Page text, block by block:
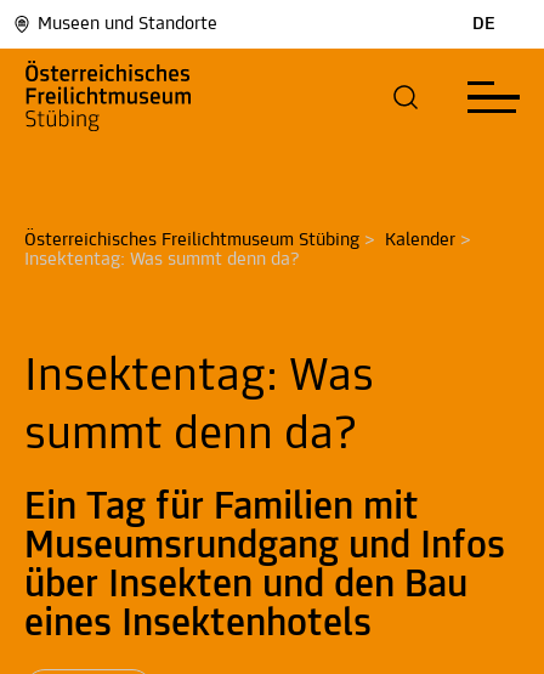
Museen und Standorte DE
Österreichisches Freilichtmuseum Stübing > Kalender >
Insektentag: Was summt denn da?
Insektentag: Was
summt denn da?
Ein Tag für Familien mit
Museumsrundgang und Infos
über Insekten und den Bau
eines Insektenhotels